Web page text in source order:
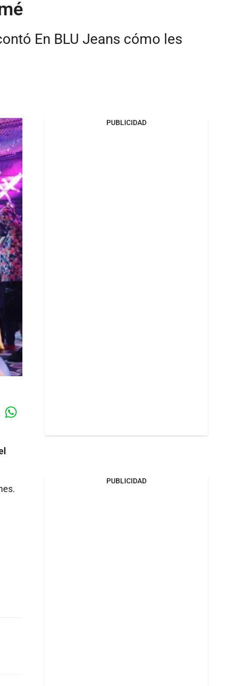
En BLU Jeans cómo les
PUBLICIDAD
PUBLICIDAD